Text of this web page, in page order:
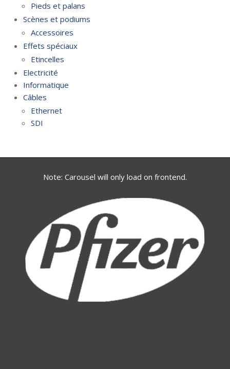
Pieds et palans
Scènes et podiums
Accessoires
Effets spéciaux
Etincelles
Electricité
Informatique
Câbles
Ethernet
SDI
Note: Carousel will only load on frontend.